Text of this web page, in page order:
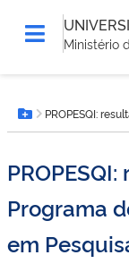
Ministério
está
aqui:Botão Menu
PROPESQI:
Programa
em